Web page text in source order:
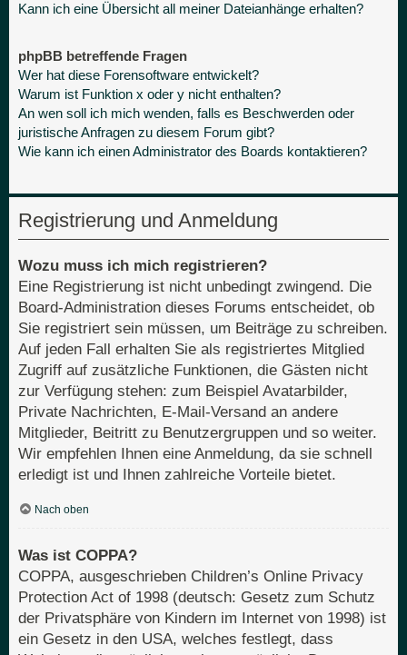
Kann ich eine Übersicht all meiner Dateianhänge erhalten?
phpBB betreffende Fragen
Wer hat diese Forensoftware entwickelt?
Warum ist Funktion x oder y nicht enthalten?
An wen soll ich mich wenden, falls es Beschwerden oder
juristische Anfragen zu diesem Forum gibt?
Wie kann ich einen Administrator des Boards kontaktieren?
Registrierung und Anmeldung
Wozu muss ich mich registrieren?
Eine Registrierung ist nicht unbedingt zwingend. Die
Board-Administration dieses Forums entscheidet, ob
Sie registriert sein müssen, um Beiträge zu schreiben.
Auf jeden Fall erhalten Sie als registriertes Mitglied
Zugriff auf zusätzliche Funktionen, die Gästen nicht
zur Verfügung stehen: zum Beispiel Avatarbilder,
Private Nachrichten, E-Mail-Versand an andere
Mitglieder, Beitritt zu Benutzergruppen und so weiter.
Wir empfehlen Ihnen eine Anmeldung, da sie schnell
erledigt ist und Ihnen zahlreiche Vorteile bietet.
Nach oben
Was ist COPPA?
COPPA, ausgeschrieben Children’s Online Privacy
Protection Act of 1998 (deutsch: Gesetz zum Schutz
der Privatsphäre von Kindern im Internet von 1998) ist
ein Gesetz in den USA, welches festlegt, dass